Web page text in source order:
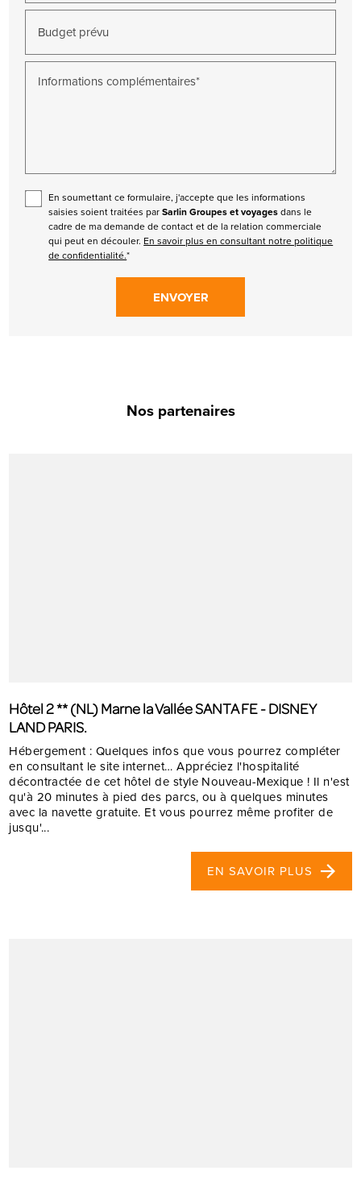
Budget prévu
Informations complémentaires*
En soumettant ce formulaire, j'accepte que les informations
saisies soient traitées parSarlin Groupes et voyagesdans le
cadre de ma demande de contact et de la relation commerciale
qui peut en découler. En savoir plus en consultant notre politique
de confidentialité.*
Nos partenaires
Hôtel 2 ** (NL) Marne la Vallée SANTA FE - DISNEY
LAND PARIS.
Hébergement : Quelques infos que vous pourrez compléter
en consultant le site internet… Appréciez l'hospitalité
décontractée de cet hôtel de style Nouveau-Mexique ! Il n'est
qu'à 20 minutes à pied des parcs, ou à quelques minutes
avec la navette gratuite. Et vous pourrez même profiter de
jusqu'...
EN SAVOIR PLUS